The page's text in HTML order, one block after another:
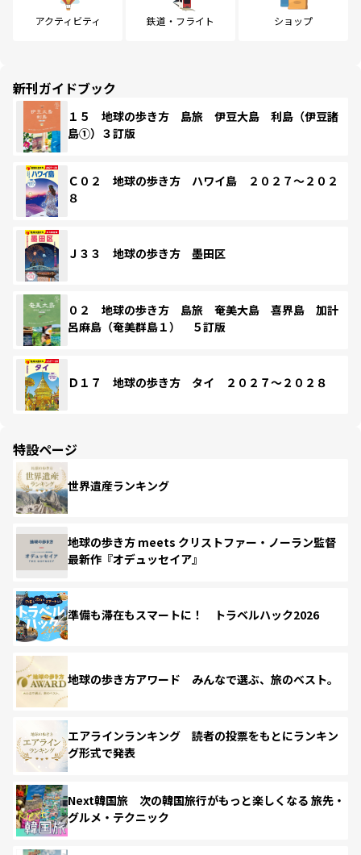
アクティビティ 鉄道・フライト ショップ
新刊ガイドブック
１５ 地球の歩き方 島旅 伊豆大島 利島（伊豆諸
島①）３訂版
Ｃ０２ 地球の歩き方 ハワイ島 ２０２７～２０２
８
Ｊ３３ 地球の歩き方 墨田区
０２ 地球の歩き方 島旅 奄美大島 喜界島 加計
呂麻島（奄美群島１） ５訂版
Ｄ１７ 地球の歩き方 タイ ２０２７～２０２８
特設ページ
世界遺産ランキング
地球の歩き方 meets クリストファー・ノーラン監督
最新作『オデュッセイア』
準備も滞在もスマートに！ トラベルハック2026
地球の歩き方アワード みんなで選ぶ、旅のベスト。
エアラインランキング 読者の投票をもとにランキン
グ形式で発表
Next韓国旅 次の韓国旅行がもっと楽しくなる 旅先・
グルメ・テクニック